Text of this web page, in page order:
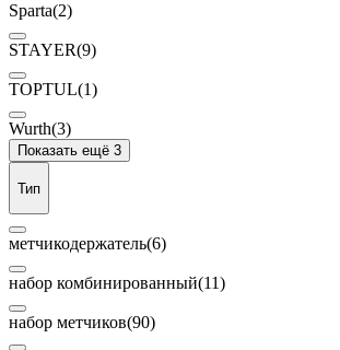
Sparta(2)
STAYER(9)
TOPTUL(1)
Wurth(3)
Показать ещё 3
Тип
метчикодержатель(6)
набор комбинированный(11)
набор метчиков(90)